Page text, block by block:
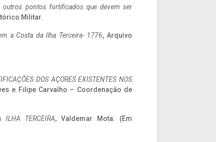
outros pontos fortificados que devem ser
Militar.
a Costa da Ilha Terceira- 1776, Arquivo
DOS AÇORES EXISTENTES NOS
e Filipe Carvalho – Coordenação de
ILHA TERCEIRA, Valdemar Mota. (Em